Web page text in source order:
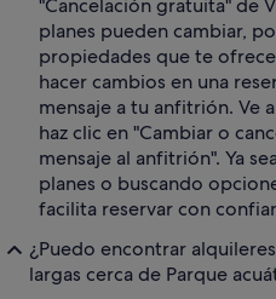
"Cancelación gratuita" de
planes pueden cambiar,
propiedades que te
hacer cambios en una
mensaje a tu anfitrión. Ve
haz clic en "Cambiar o
mensaje al anfitrión". Ya
planes o buscando
facilita reservar con
¿Puedo encontrar
largas cerca de Parque